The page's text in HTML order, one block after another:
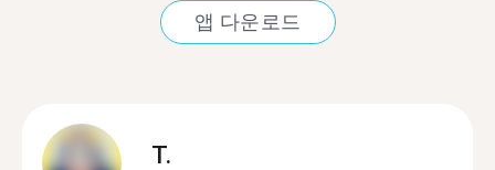
앱 다운로드
T.